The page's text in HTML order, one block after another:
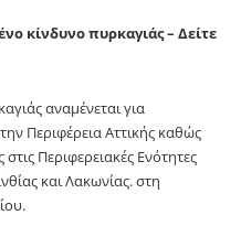
κίνδυνο πυρκαγιάς – Δείτε
αναμένεται για
Περιφέρεια Αττικής καθώς
Περιφερειακές Ενότητες
και Λακωνίας. στη